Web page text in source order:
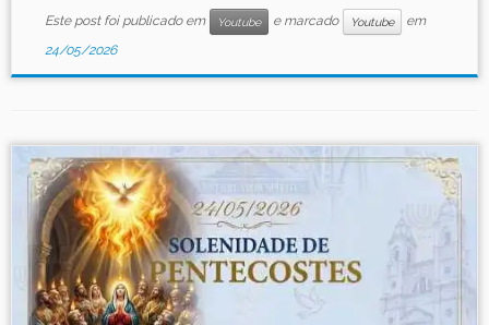
Este post foi publicado em Youtube e marcado Youtube
em
24/05/2026